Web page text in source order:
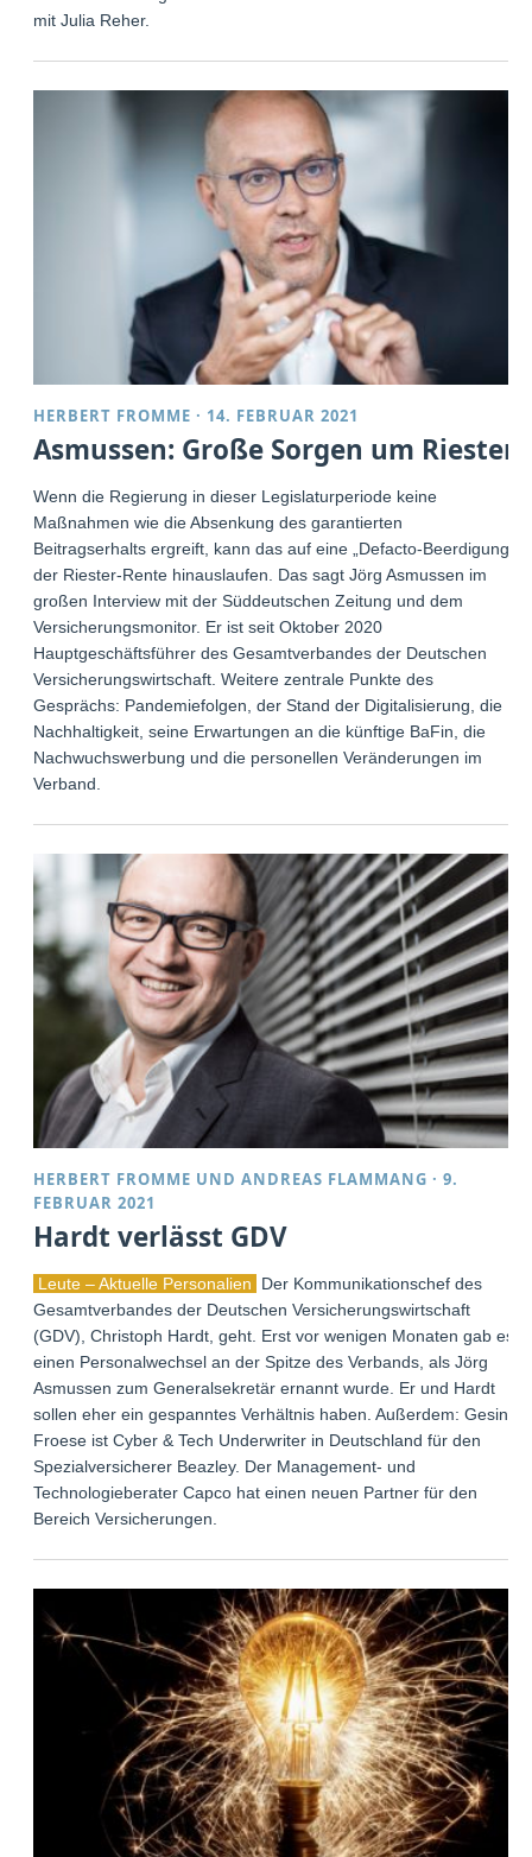
mit Julia Reher.
HERBERT FROMME · 14. FEBRUAR 2021
Asmussen: Große Sorgen um Riester
Wenn die Regierung in dieser Legislaturperiode keine
Maßnahmen wie die Absenkung des garantierten
Beitragserhalts ergreift, kann das auf eine „Defacto-Beerdigung“
der Riester-Rente hinauslaufen. Das sagt Jörg Asmussen im
großen Interview mit der Süddeutschen Zeitung und dem
Versicherungsmonitor. Er ist seit Oktober 2020
Hauptgeschäftsführer des Gesamtverbandes der Deutschen
Versicherungswirtschaft. Weitere zentrale Punkte des
Gesprächs: Pandemiefolgen, der Stand der Digitalisierung, die
Nachhaltigkeit, seine Erwartungen an die künftige BaFin, die
Nachwuchswerbung und die personellen Veränderungen im
Verband.
HERBERT FROMME UNDANDREAS FLAMMANG ·9.
FEBRUAR 2021
Hardt verlässt GDV
Leute – Aktuelle Personalien
Der Kommunikationschef des
Gesamtverbandes der Deutschen Versicherungswirtschaft
(GDV), Christoph Hardt, geht. Erst vor wenigen Monaten gab es
einen Personalwechsel an der Spitze des Verbands, als Jörg
Asmussen zum Generalsekretär ernannt wurde. Er und Hardt
sollen eher ein gespanntes Verhältnis haben. Außerdem: Gesine
Froese ist Cyber & Tech Underwriter in Deutschland für den
Spezialversicherer Beazley. Der Management- und
Technologieberater Capco hat einen neuen Partner für den
Bereich Versicherungen.